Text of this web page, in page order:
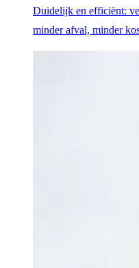
Duidelijk en efficiënt:
minder afval, minder